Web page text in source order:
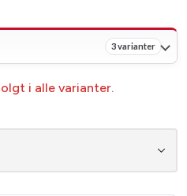
3 varianter
i alle varianter.